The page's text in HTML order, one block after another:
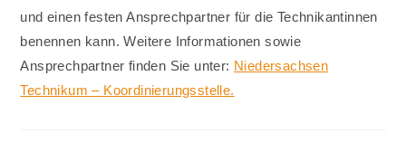
und einen festen Ansprechpartner für die Technikantinnen
benennen kann. Weitere Informationen sowie
Ansprechpartner finden Sie unter: Niedersachsen
Technikum – Koordinierungsstelle.